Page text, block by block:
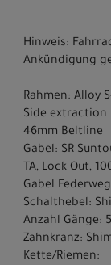
Hinweis:
Ankündigung
Rahmen: Alloy
Side extraction
46mm Beltline
Gabel: SR
TA, Lock Out,
Gabel
Schalthebel:
Anzahl Gänge: 5
Zahnkranz:
Kette/Riemen: